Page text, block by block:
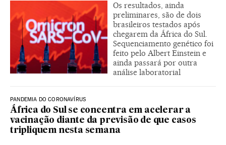
Os resultados, ainda
preliminares, são de dois
brasileiros testados após
chegarem da África do Sul.
Sequenciamento genético foi
feito pelo Albert Einstein e
ainda passará por outra
análise laboratorial
PANDEMIA DO CORONAVÍRUS
África do Sul se concentra em acelerar a
vacinação diante da previsão de que casos
tripliquem nesta semana